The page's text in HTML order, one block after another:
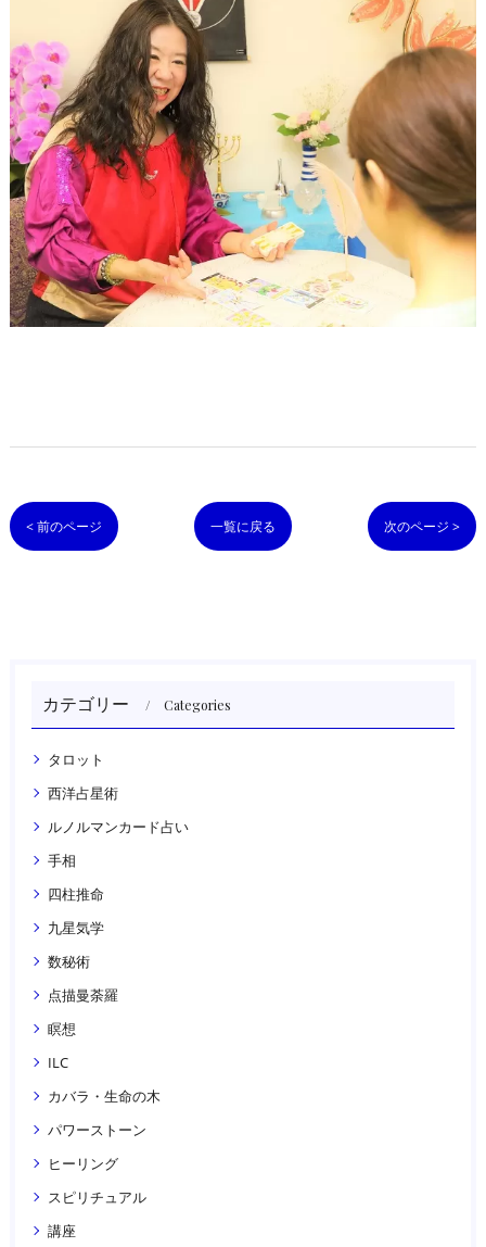
< 前のページ 一覧に戻る 次のページ >
カテゴリー Categories
タロット
西洋占星術
ルノルマンカード占い
手相
四柱推命
九星気学
数秘術
点描曼荼羅
瞑想
ILC
カバラ・生命の木
パワーストーン
ヒーリング
スピリチュアル
講座